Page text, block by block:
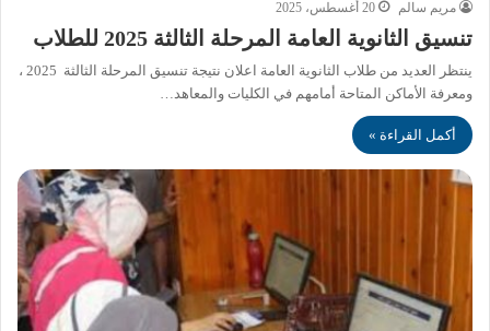
مريم سالم 20 أغسطس، 2025
تنسيق الثانوية العامة المرحلة الثالثة 2025 للطلاب
ينتظر العديد من طلاب الثانوية العامة اعلان نتيجة تنسيق المرحلة الثالثة 2025 ،
ومعرفة الأماكن المتاحة أمامهم في الكليات والمعاهد…
أكمل القراءة »